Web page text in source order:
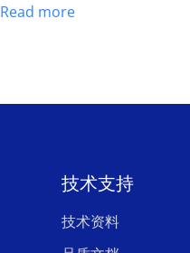
Read more
技术支持
技术资料